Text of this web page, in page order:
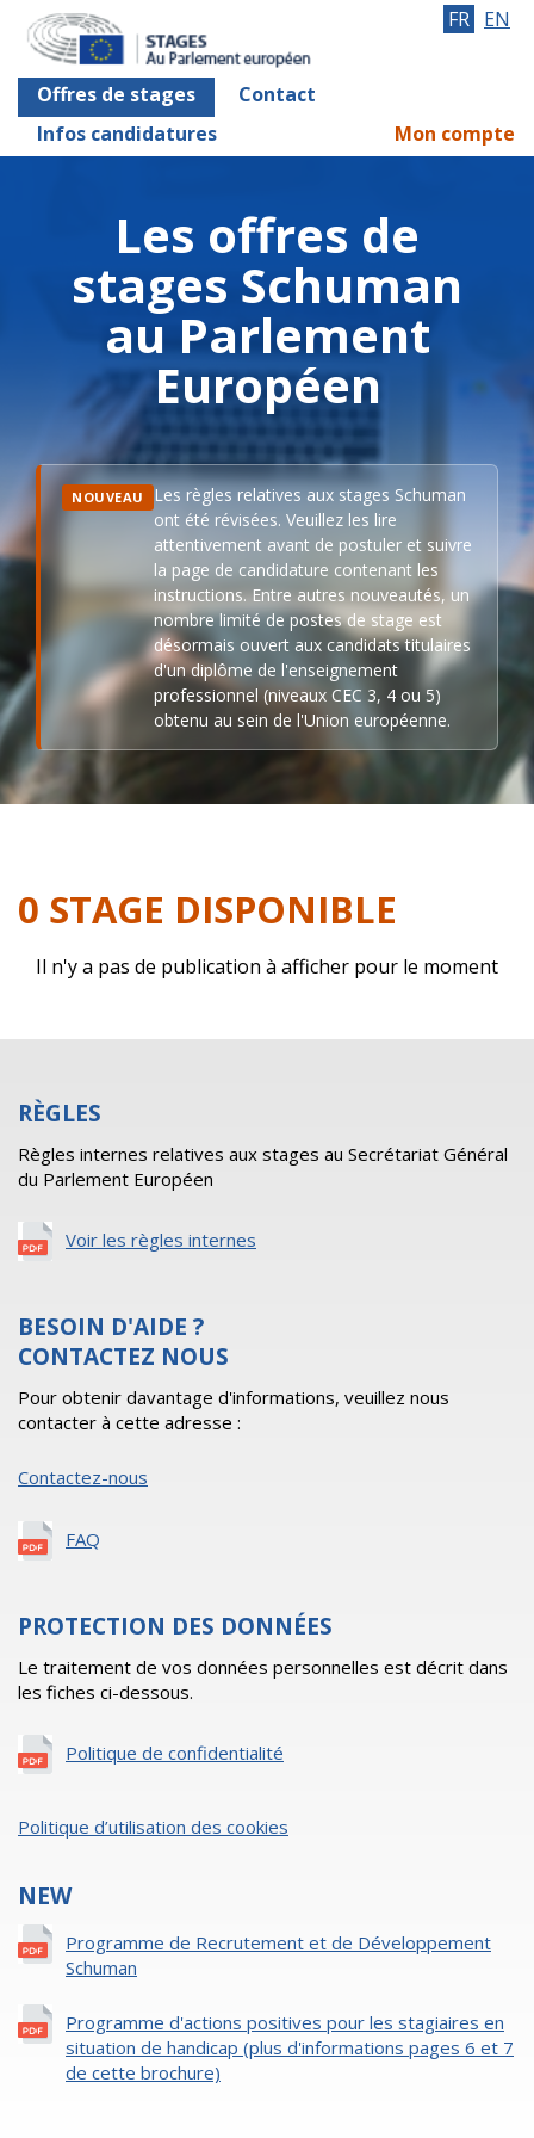
Offres de stages
Contact
Infos candidatures
FR EN
Mon compte
Les offres de
stages Schuman
au Parlement
Européen
NOUVEAU
Les règles relatives aux stages Schuman
ont été révisées. Veuillez les lire
attentivement avant de postuler et suivre
la page de candidature contenant les
instructions. Entre autres nouveautés, un
nombre limité de postes de stage est
désormais ouvert aux candidats titulaires
d'un diplôme de l'enseignement
professionnel (niveaux CEC 3, 4 ou 5)
obtenu au sein de l'Union européenne.
0 STAGE DISPONIBLE
Il n'y a pas de publication à afficher pour le moment
RÈGLES
Règles internes relatives aux stages au Secrétariat Général
du Parlement Européen
Voir les règles internes
BESOIN D'AIDE ?
CONTACTEZ NOUS
Pour obtenir davantage d'informations, veuillez nous
contacter à cette adresse :
Contactez-nous
FAQ
PROTECTION DES DONNÉES
Le traitement de vos données personnelles est décrit dans
les fiches ci-dessous.
Politique de confidentialité
Politique d’utilisation des cookies
NEW
Programme de Recrutement et de Développement
Schuman
Programme d'actions positives pour les stagiaires en
situation de handicap (plus d'informations pages 6 et 7
de cette brochure)